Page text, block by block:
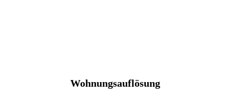
Wohnungsauflösung